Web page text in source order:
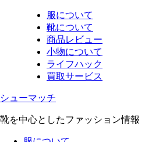
服について
靴について
商品レビュー
小物について
ライフハック
買取サービス
シューマッチ
靴を中心としたファッション情報